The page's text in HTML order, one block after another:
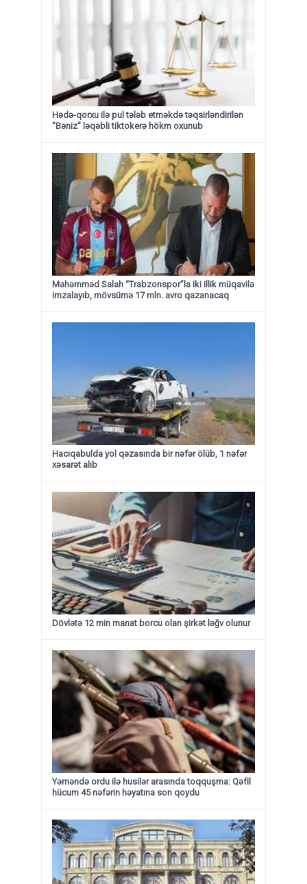
Hədə-qorxu ilə pul tələb etməkdə təqsirləndirilən
"Bəniz" ləqəbli tiktokerə hökm oxunub
Məhəmməd Salah “Trabzonspor”la iki illik müqavilə
imzalayıb, mövsümə 17 mln. avro qazanacaq
Hacıqabulda yol qəzasında bir nəfər ölüb, 1 nəfər
xəsarət alıb
Dövlətə 12 min manat borcu olan şirkət ləğv olunur
Yəməndə ordu ilə husilər arasında toqquşma: Qəfil
hücum 45 nəfərin həyatına son qoydu